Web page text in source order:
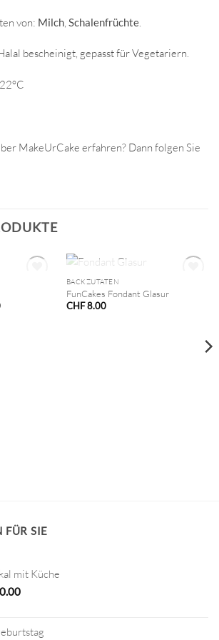
von: Milch Schalenfrüchte
bescheinigt, gepasst für Vegetariern.
MakeUrCake erfahren? Dann folgen Sie
Aktueller
NICHT VORRÄTIG
BACKZUTATEN
FunCakes Fondant Glasur
CHF8.00
FÜR SIE
mit Küche